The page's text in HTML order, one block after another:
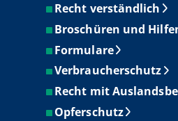
Recht verständlich
Broschüren und
Formulare
Verbraucherschutz
Recht mit
Opferschutz